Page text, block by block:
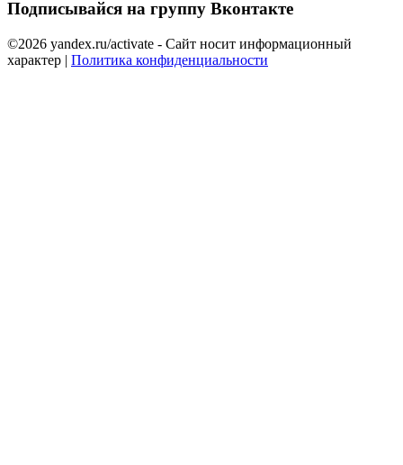
Подписывайся на группу Вконтакте
©2026 yandex.ru/activate - Сайт носит информационный
характер | Политика конфиденциальности